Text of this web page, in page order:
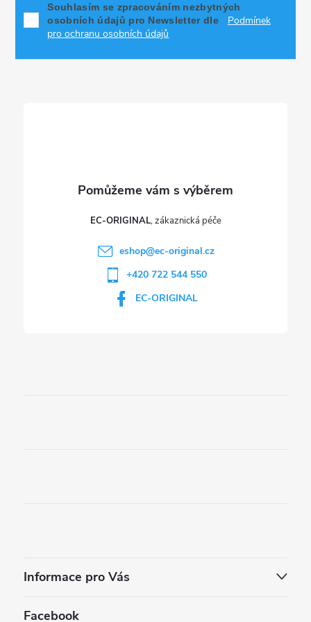
p
r
Souhlasím se zpracováním nezbytných
osobních údajů pro Newsletter dle
Podmínek
pro ochranu osobních údajů
EC-ORIGINAL
eshop@ec-original.cz
+420 722 544 550
EC-ORIGINAL
Informace pro Vás
Facebook